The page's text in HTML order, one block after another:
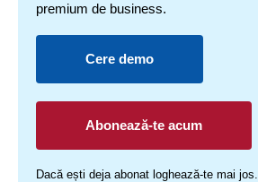
premium de business.
Cere demo
Abonează-te acum
Dacă ești deja abonat loghează-te mai jos.